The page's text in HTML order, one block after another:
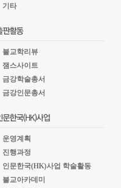
기타
불교학리뷰
잼스사이트
금강학술총서
금강인문총서
운영계획
진행과정
인문한국(HK)사업 학술활동
불교아카데미